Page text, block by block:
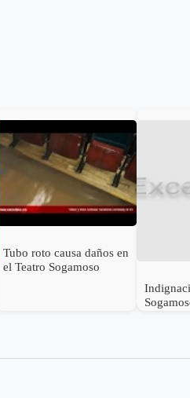
Tubo roto causa daños en
el Teatro Sogamoso